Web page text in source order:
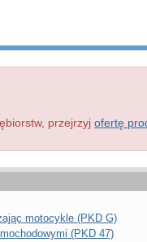
przejrzyj ofertę
motocykle (PKD G)
(PKD 47)